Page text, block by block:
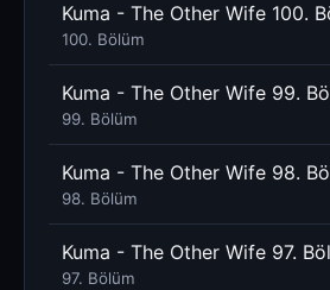
Kuma - The Other Wife 100.
100. Bölüm
Kuma - The Other Wife 99.
99. Bölüm
Kuma - The Other Wife 98.
98. Bölüm
Kuma - The Other Wife 97.
97. Bölüm